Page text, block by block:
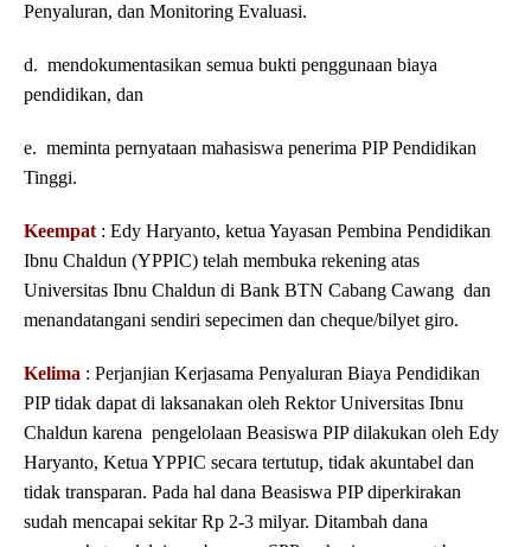
Penyaluran, dan Monitoring Evaluasi.
d. mendokumentasikan semua bukti penggunaan biaya
pendidikan, dan
e. meminta pernyataan mahasiswa penerima PIP Pendidikan
Tinggi.
Keempat : Edy Haryanto, ketua Yayasan Pembina Pendidikan
Ibnu Chaldun (YPPIC) telah membuka rekening atas
Universitas Ibnu Chaldun di Bank BTN Cabang Cawang dan
menandatangani sendiri sepecimen dan cheque/bilyet giro.
Kelima : Perjanjian Kerjasama Penyaluran Biaya Pendidikan
PIP tidak dapat di laksanakan oleh Rektor Universitas Ibnu
Chaldun karena pengelolaan Beasiswa PIP dilakukan oleh Edy
Haryanto, Ketua YPPIC secara tertutup, tidak akuntabel dan
tidak transparan. Pada hal dana Beasiswa PIP diperkirakan
sudah mencapai sekitar Rp 2-3 milyar. Ditambah dana